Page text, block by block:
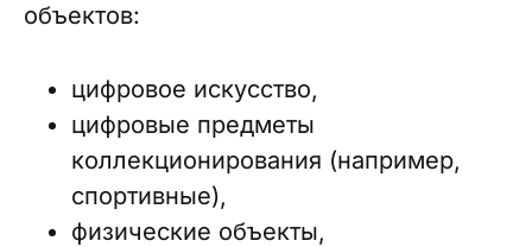
объектов:
цифровое искусство,
цифровые предметы
коллекционирования (например,
спортивные),
физические объекты,